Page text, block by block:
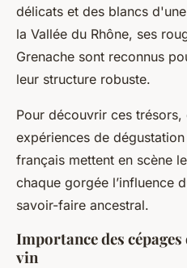
délicats et des blancs
la Vallée du Rhône, ses
Grenache sont reconnus
leur structure robuste.
Pour découvrir ces
expériences de
français mettent en scène
chaque gorgée l’influence
savoir-faire ancestral.
Importance des
vin